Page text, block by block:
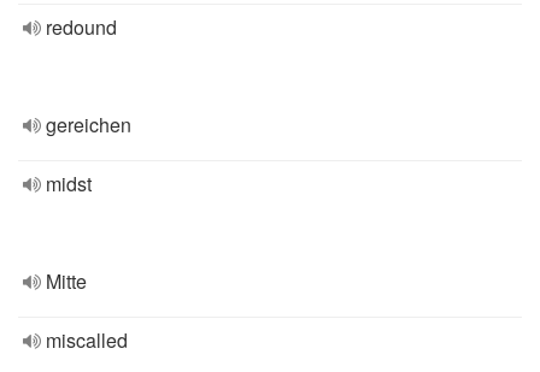
redound
gereichen
midst
Mitte
miscalled